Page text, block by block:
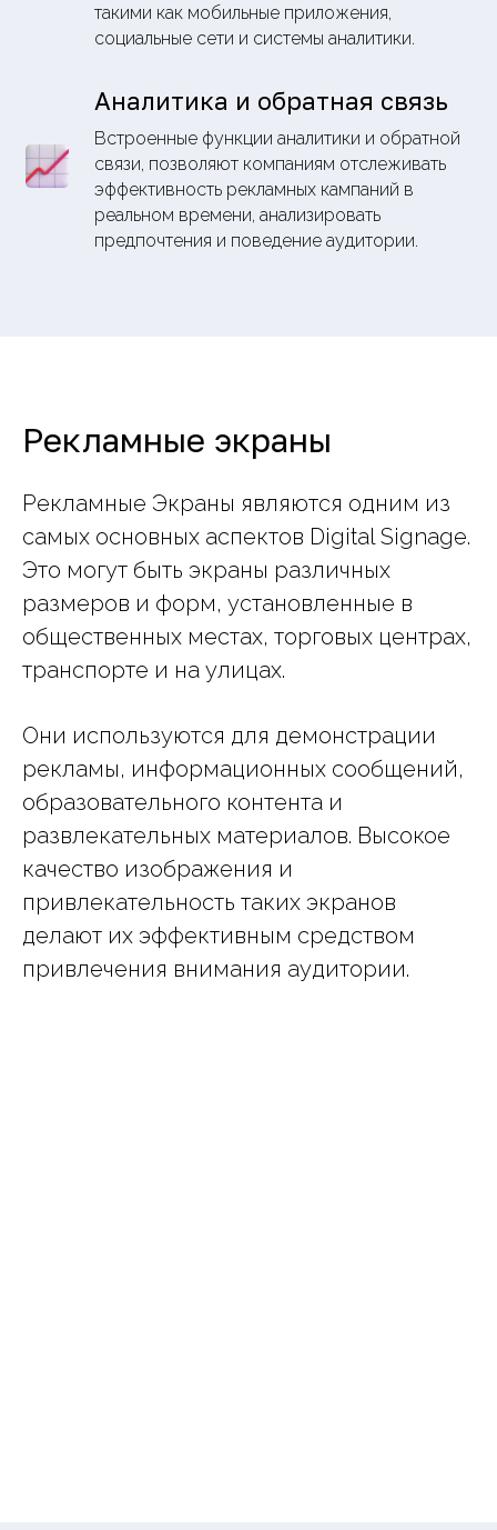
такими как мобильные приложения,
социальные сети и системы аналитики.
Аналитика и обратная связь
Встроенные функции аналитики и обратной
связи, позволяют компаниям отслеживать
эффективность рекламных кампаний в
реальном времени, анализировать
предпочтения и поведение аудитории.
Рекламные экраны
Рекламные Экраны являются одним из
самых основных аспектов Digital Signage.
Это могут быть экраны различных
размеров и форм, установленные в
общественных местах, торговых центрах,
транспорте и на улицах.
Они используются для демонстрации
рекламы, информационных сообщений,
образовательного контента и
развлекательных материалов. Высокое
качество изображения и
привлекательность таких экранов
делают их эффективным средством
привлечения внимания аудитории.